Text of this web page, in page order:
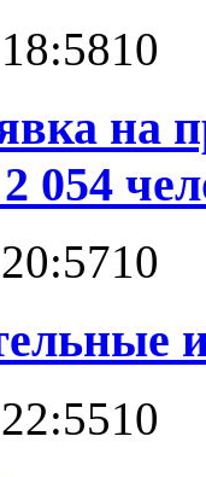
10
на
054
10
10